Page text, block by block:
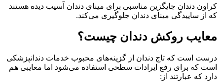
کراون دندان جایگزین مناسبی برای مینای دندان آسیب دیده هستند
که از ساییدگی مینای دندان جلوگیری می‌کند.
معایب روکش دندان چیست؟
درست است که تاج دندان از گزینه‌های محبوب خدمات دندانپزشکی
است که برای رفع ایرادات سطحی استفاده می‌شود اما معایبی هم
دارد که عبارتند از: